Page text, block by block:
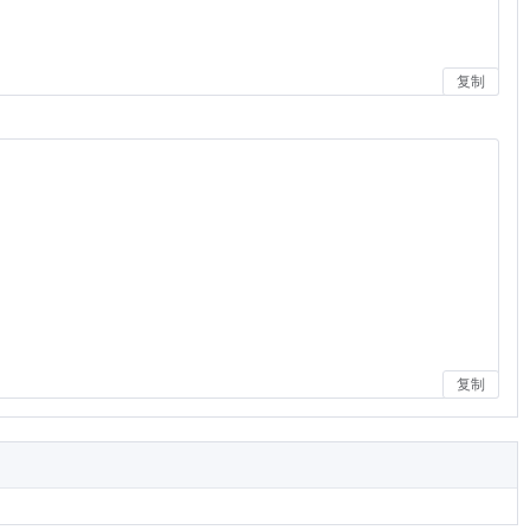
复制
复制